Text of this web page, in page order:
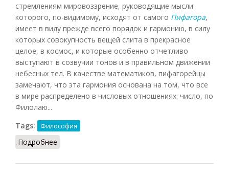
стремлениям мировоззрение, руководящие мысли
которого, по-видимому, исходят от самого Пифагора,
имеет в виду прежде всего порядок и гармонию, в силу
которых совокупность вещей слита в прекрасное
целое, в космос, и которые особенно отчетливо
выступают в созвучии тонов и в правильном движении
небесных тел. В качестве математиков, пифагорейцы
замечают, что эта гармония основана на том, что все
в мире распределено в числовых отношениях: число, по
Филолаю...
Tags:
Философия
Подробнее